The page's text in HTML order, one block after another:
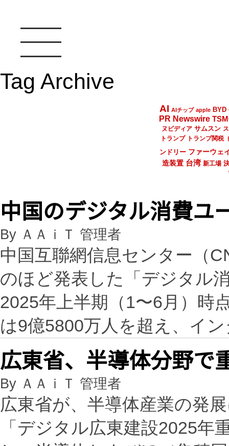
Tag Archive
AI AIチップ apple BYD
PR Newswire
ヌビディア サムスン
トランプ
トランプ関税
ンドリー ファーウェ
造装置 台湾 新工場
中国のデジタル消費ユ
By ＡＡｉＴ 管理者
中国互聯網信息センター（
のほど発表した「デジタル
2025年上半期（1〜6月）時
は9億5800万人を超え、イ
広東省、半導体分野で
By ＡＡｉＴ 管理者
広東省が、半導体産業の発
「デジタル広東建設2025年